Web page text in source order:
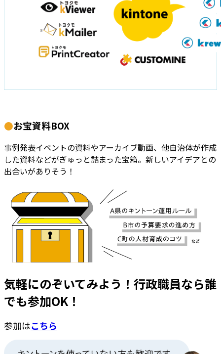
●お宝資料BOX
事例発表イベントの資料やアーカイブ動画、他自治体が作成
した資料などがぎゅっと詰まった宝箱。新しいアイデアとの
出合いがありそう！
気軽にのぞいてみよう！行政職員なら誰
でも参加OK！
参加はこちら